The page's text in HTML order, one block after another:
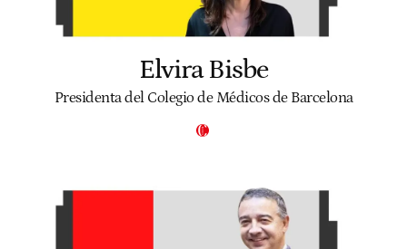
Elvira Bisbe
Presidenta del Colegio de Médicos de Barcelona